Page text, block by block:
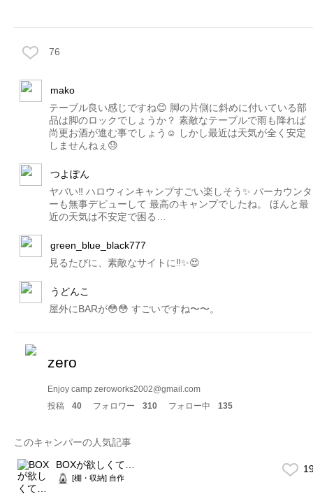
76
mako
テーブル良い感じですね😊 脚の片側に斜めに付いている部
品は脚のロックでしょうか？ 素敵なテーブルで雨も降れば
尚更お酒が進む事でしょう☺️ しかし最近は天気が全く安定
しませんねぇ😓
つよぽん
ヤバい‼️ ハロウィンキャンプすごい楽しそう✨ バーカウンタ
ーも無事デビューして 最高のキャンプでしたね。 ほんと最
近の天気は不安定で困る…
green_blue_black777
見るたびに、素敵なサイトに‼️✨😍
うどんこ
屋外にBARが😳😳 すごいですね〜〜。
zero
Enjoy camp zeroworks2002@gmail.com
投稿
40 フォロワー 310 フォロー中 135
このキャンパーの人気記事
BOXが欲しくて…
[棚・収納] 自作